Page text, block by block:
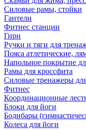
Силовые рамы, стойки
Гантели
Фитнес станции
Гири
Ручки и тяги для
Пояса атлетические,
Напольное покрытие
Рамы для кроссфита
Силовые тренажеры для
Фитнес
Координационные
Блоки для йоги
Бодибары
Колеса для йоги